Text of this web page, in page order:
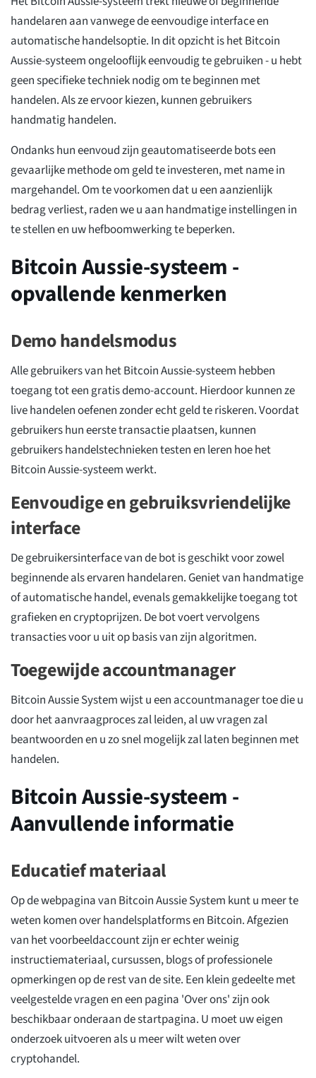
handelaren aan vanwege de eenvoudige interface en
automatische handelsoptie. In dit opzicht is het Bitcoin
Aussie-systeem ongelooflijk eenvoudig te gebruiken - u hebt
geen specifieke techniek nodig om te beginnen met
handelen. Als ze ervoor kiezen, kunnen gebruikers
handmatig handelen.
Ondanks hun eenvoud zijn geautomatiseerde bots een
gevaarlijke methode om geld te investeren, met name in
margehandel. Om te voorkomen dat u een aanzienlijk
bedrag verliest, raden we u aan handmatige instellingen in
te stellen en uw hefboomwerking te beperken.
Bitcoin Aussie-systeem -
opvallende kenmerken
Demo handelsmodus
Alle gebruikers van het Bitcoin Aussie-systeem hebben
toegang tot een gratis demo-account. Hierdoor kunnen ze
live handelen oefenen zonder echt geld te riskeren. Voordat
gebruikers hun eerste transactie plaatsen, kunnen
gebruikers handelstechnieken testen en leren hoe het
Bitcoin Aussie-systeem werkt.
Eenvoudige en gebruiksvriendelijke
interface
De gebruikersinterface van de bot is geschikt voor zowel
beginnende als ervaren handelaren. Geniet van handmatige
of automatische handel, evenals gemakkelijke toegang tot
grafieken en cryptoprijzen. De bot voert vervolgens
transacties voor u uit op basis van zijn algoritmen.
Toegewijde accountmanager
Bitcoin Aussie System wijst u een accountmanager toe die u
door het aanvraagproces zal leiden, al uw vragen zal
beantwoorden en u zo snel mogelijk zal laten beginnen met
handelen.
Bitcoin Aussie-systeem -
Aanvullende informatie
Educatief materiaal
Op de webpagina van Bitcoin Aussie System kunt u meer te
weten komen over handelsplatforms en Bitcoin. Afgezien
van het voorbeeldaccount zijn er echter weinig
instructiemateriaal, cursussen, blogs of professionele
opmerkingen op de rest van de site. Een klein gedeelte met
veelgestelde vragen en een pagina 'Over ons' zijn ook
beschikbaar onderaan de startpagina. U moet uw eigen
onderzoek uitvoeren als u meer wilt weten over
cryptohandel.